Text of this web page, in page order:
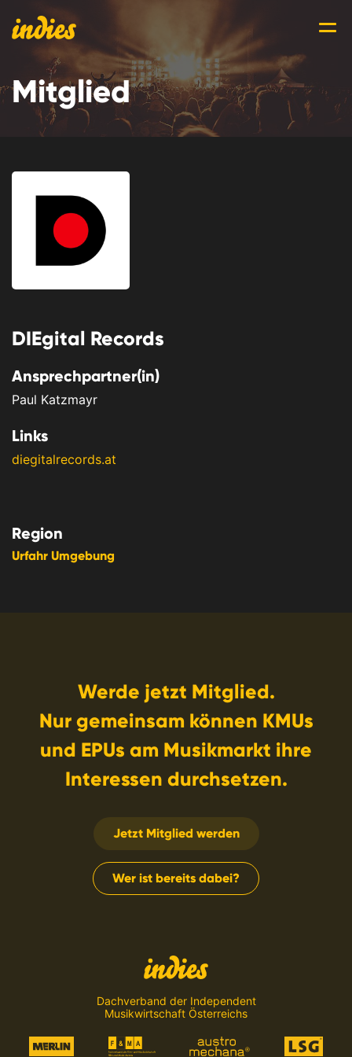
Mitglied
DIEgital Records
Ansprechpartner(in)
Paul Katzmayr
Links
diegitalrecords.at
Region
Urfahr Umgebung
Werde jetzt Mitglied.
Nur gemeinsam können KMUs
und EPUs am Musikmarkt ihre
Interessen durchsetzen.
Jetzt Mitglied werden
Wer ist bereits dabei?
Dachverband der Independent
Musikwirtschaft Österreichs